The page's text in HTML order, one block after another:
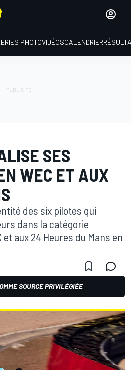
PHOTOVIDÉOSCALENDRIER
SES
WEC ET AUX
des six pilotes qui
dans la catégorie
et aux 24 Heures du Mans en
SOURCE PRIVILÉGIÉE